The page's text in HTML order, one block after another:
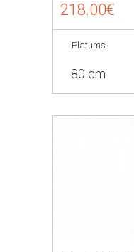
218.00€
Platums
80 cm